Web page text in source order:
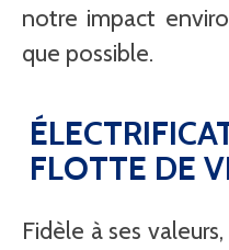
notre impact
que possible.
FLOTTE DE
Fidèle à ses